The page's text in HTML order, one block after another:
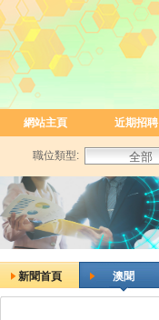
網站主頁 近期招聘
職位類型:
新聞首頁 澳聞